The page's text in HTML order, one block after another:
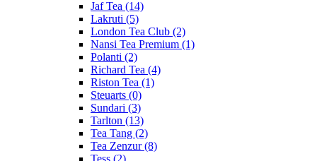
Jaf Tea (14)
Lakruti (5)
London Tea Club (2)
Nansi Tea Premium (1)
Polanti (2)
Richard Tea (4)
Riston Tea (1)
Steuarts (0)
Sundari (3)
Tarlton (13)
Tea Tang (2)
Tea Zenzur(8)
Tess (2)